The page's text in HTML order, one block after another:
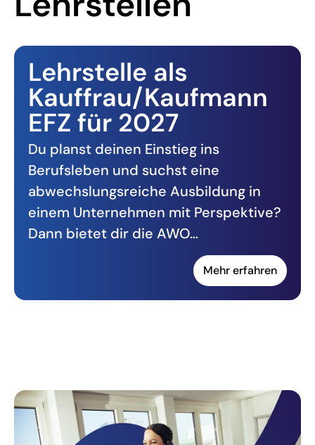
Lehrstelle als
Kauffrau/Kaufmann
EFZ für 2027
Du planst deinen Einstieg ins
Berufsleben und suchst eine
abwechslungsreiche Ausbildung in
einem Unternehmen mit Perspektive?
Dann bietet dir die AWO…
Mehr erfahren